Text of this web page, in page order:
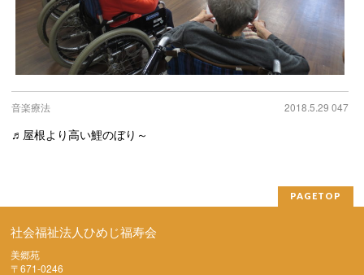
音楽療法 2018.5.29 047
♬屋根より高い鯉のぼり～
PAGETOP
社会福祉法人ひめじ福寿会
美郷苑
〒671-0246